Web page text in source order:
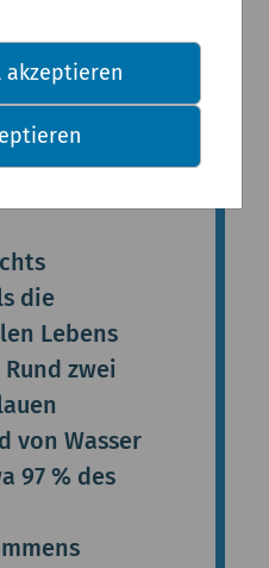
die
Lebens
zwei
von Wasser
97 % des
akzeptieren